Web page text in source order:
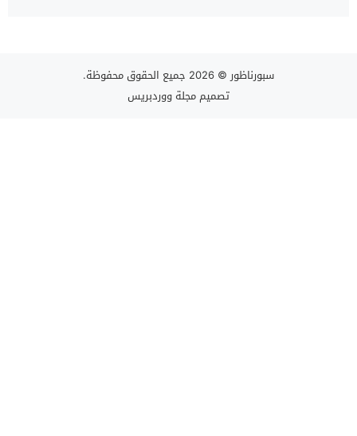
سبورناظور© 2026 جميع الحقوق محفوظة.
تصميممجلة ووردبريس